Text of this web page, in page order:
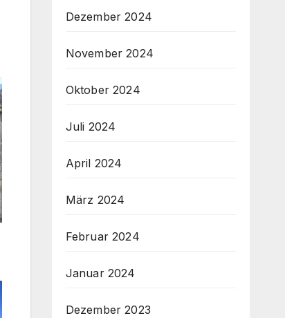
Dezember 2024
November 2024
Oktober 2024
Juli 2024
April 2024
März 2024
Februar 2024
Januar 2024
Dezember 2023